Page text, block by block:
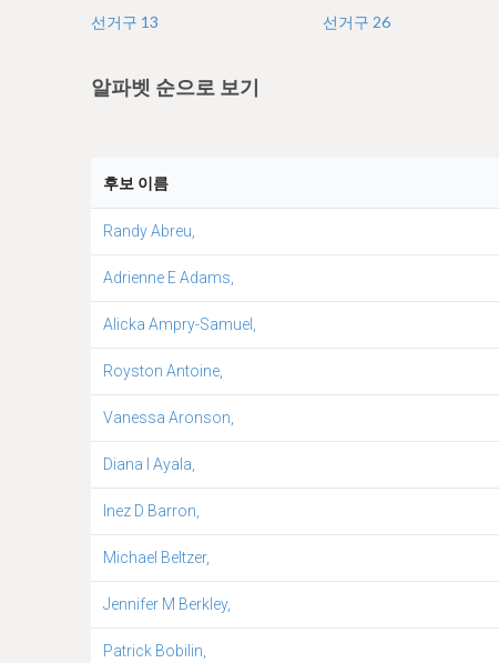
선거구 13
선거구 26
알파벳 순으로 보기
후보 이름
Randy Abreu,
Adrienne E Adams,
Alicka Ampry-Samuel,
Royston Antoine,
Vanessa Aronson,
Diana I Ayala,
Inez D Barron,
Michael Beltzer,
Jennifer M Berkley,
Patrick Bobilin,